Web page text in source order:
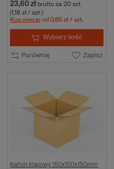
23,60 zł brutto za 20 szt.
(1,18 zł / szt.)
Kup więcej od 0,65 zł / szt.
Porównaj Zapisz
Wybierz ilość
Karton klapowy 150x150x150mm